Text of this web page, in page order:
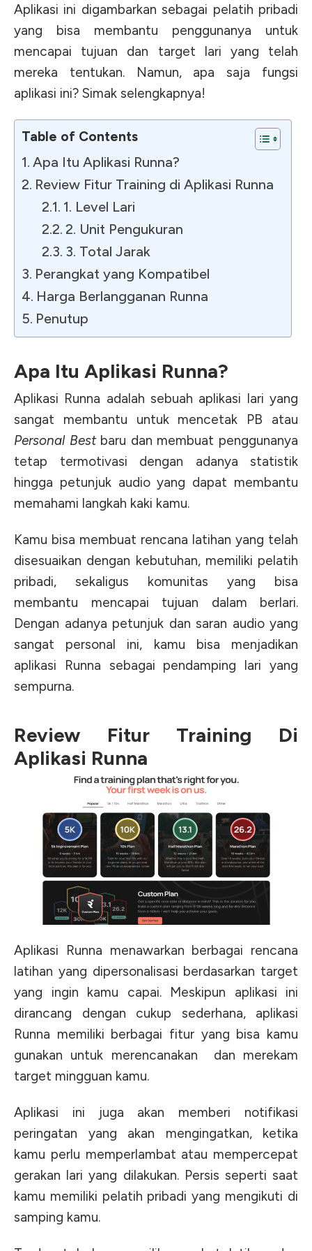
Aplikasi ini digambarkan sebagai pelatih pribadi
yang bisa membantu penggunanya untuk
mencapai tujuan dan target lari yang telah
mereka tentukan. Namun, apa saja fungsi
aplikasi ini? Simak selengkapnya!
Table of Contents
Apa Itu Aplikasi Runna?
Review Fitur Training di Aplikasi Runna
1. Level Lari
2. Unit Pengukuran
3. Total Jarak
Perangkat yang Kompatibel
Harga Berlangganan Runna
Penutup
Apa Itu Aplikasi Runna?
Aplikasi Runna adalah sebuah aplikasi lari yang
sangat membantu untuk mencetak PB atau
Personal Best baru dan membuat penggunanya
tetap termotivasi dengan adanya statistik
hingga petunjuk audio yang dapat membantu
memahami langkah kaki kamu.
Kamu bisa membuat rencana latihan yang telah
disesuaikan dengan kebutuhan, memiliki pelatih
pribadi, sekaligus komunitas yang bisa
membantu mencapai tujuan dalam berlari.
Dengan adanya petunjuk dan saran audio yang
sangat personal ini, kamu bisa menjadikan
aplikasi Runna sebagai pendamping lari yang
sempurna.
Review Fitur Training Di
Aplikasi Runna
Aplikasi Runna menawarkan berbagai rencana
latihan yang dipersonalisasi berdasarkan target
yang ingin kamu capai. Meskipun aplikasi ini
dirancang dengan cukup sederhana, aplikasi
Runna memiliki berbagai fitur yang bisa kamu
gunakan untuk merencanakan dan merekam
target mingguan kamu.
Aplikasi ini juga akan memberi notifikasi
peringatan yang akan mengingatkan, ketika
kamu perlu memperlambat atau mempercepat
gerakan lari yang dilakukan. Persis seperti saat
kamu memiliki pelatih pribadi yang mengikuti di
samping kamu.